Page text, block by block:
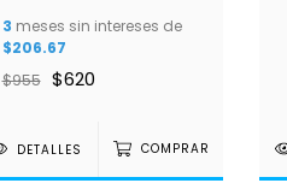
3 meses sin intereses de
$206.67
$955 $620
DETALLES COMPRAR